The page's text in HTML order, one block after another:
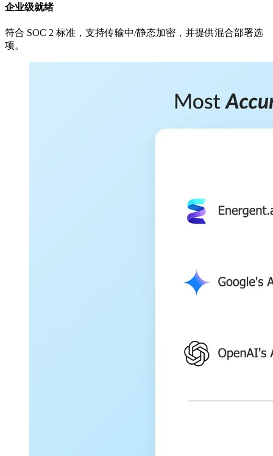
企业级就绪
符合 SOC 2 标准，支持传输中/静态加密，并提供混合部署选
项。